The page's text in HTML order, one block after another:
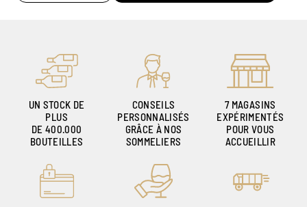
UN STOCK DE
PLUS
DE 400.000
BOUTEILLES
CONSEILS
PERSONNALISÉS
GRÂCE À NOS
SOMMELIERS
7 MAGASINS
EXPÉRIMENTÉS
POUR VOUS
ACCUEILLIR
Ambroise, Votre sommelier
Disponible pour vous conseiller